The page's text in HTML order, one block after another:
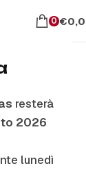
resterà
2026
lunedì
0 €